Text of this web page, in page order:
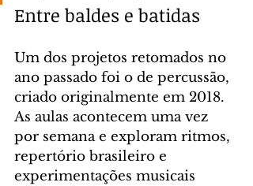
Entre baldes e batidas
Um dos projetos retomados no
ano passado foi o de percussão,
criado originalmente em 2018.
As aulas acontecem uma vez
por semana e exploram ritmos,
repertório brasileiro e
experimentações musicais